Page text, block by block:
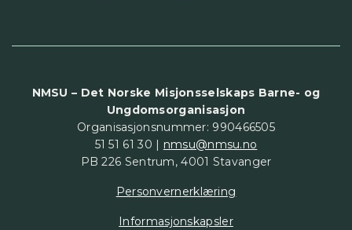
NMSU – Det Norske Misjonsselskaps Barne- og
Ungdomsorganisasjon
Organisasjonsnummer: 990466505
51 51 61 30 | nmsu@nmsu.no
PB 226 Sentrum, 4001 Stavanger
Personvernerklæring
Informasjonskapsler